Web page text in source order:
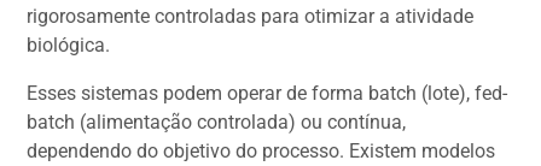
rigorosamente controladas para otimizar a atividade
biológica.
Esses sistemas podem operar de forma batch (lote), fed-
batch (alimentação controlada) ou contínua,
dependendo do objetivo do processo. Existem modelos